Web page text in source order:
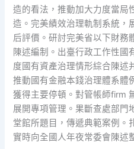
造的看法，推動加大力度當局
造。完美績效治理軌制系統，
后評價。研討完美省以下財務
陳述編制。出臺行政工作性
度國有資產治理情形綜合陳述
推動國有金融本錢治理體系體
獲得主要停頓。對管帳師firm
展開專項管理。果斷查處部門
堂館所題目，傳遞典範案例。
實時向全國人年夜常委會陳述